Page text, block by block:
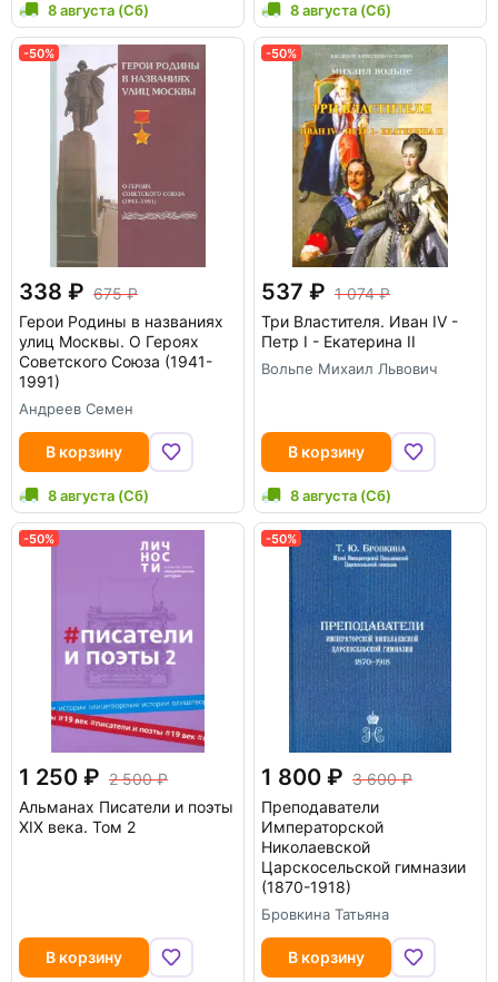
8 августа (Сб) 8 августа (Сб)
-50%
338
675
Герои Родины в названиях
улиц Москвы. О Героях
Советского Союза (1941-
1991)
Андреев Семен
В корзину
8 августа (Сб)
-50%
537
1 074
Три Властителя. Иван IV -
Петр I - Екатерина II
Вольпе Михаил Львович
В корзину
8 августа (Сб)
-50%
1 250
2 500
Альманах Писатели и поэты
XIX века. Том 2
В корзину
-50%
1 800
3 600
Преподаватели
Императорской
Николаевской
Царскосельской гимназии
(1870-1918)
Бровкина Татьяна
В корзину